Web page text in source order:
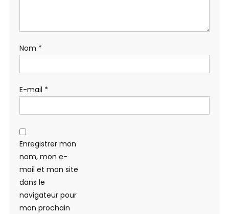
Nom *
E-mail *
Enregistrer mon
nom, mon e-
mail et mon site
dans le
navigateur pour
mon prochain